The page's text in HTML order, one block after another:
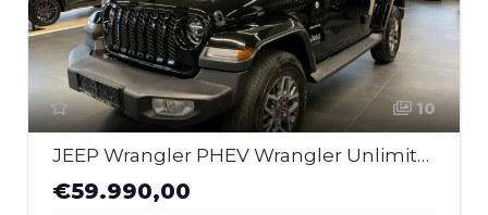
10
JEEP Wrangler PHEV Wrangler Unlimited Phev Sahara
€59.990,00